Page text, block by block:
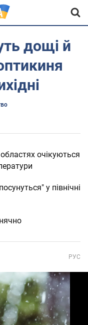
дощі й
очікуються
у північні
РУС